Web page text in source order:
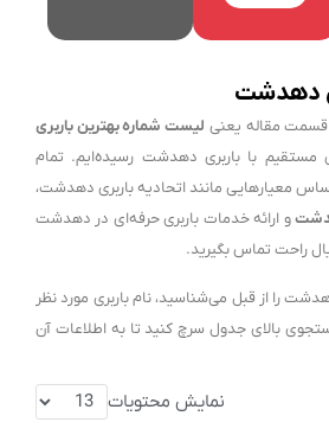
دهدشت
مقاله یعنی لیست شماره بهترین باربری
مستقیم با باربری دهدشت رسیده‌ایم. تمام
معیارهایی مانند اتحادیه باربری دهدشت،
و ارائه خدمات باربری حرفه‌ای در دهدشت
راحت تماس بگیرید.
را از قبل می‌شناسید، نام باربری مورد نظر
بالای جدول سرچ کنید تا به اطلاعات آن
نمایش محتویات